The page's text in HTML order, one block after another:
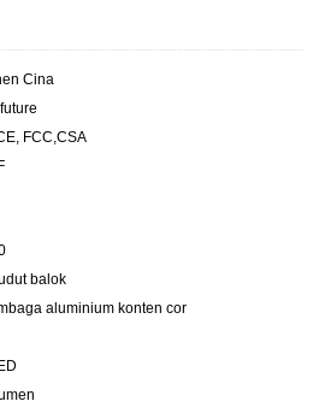
Cina
FCC,CSA
balok
aluminium konten cor